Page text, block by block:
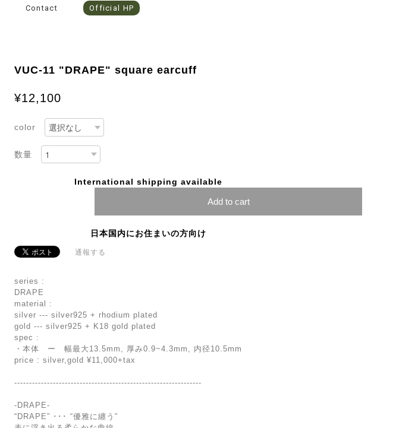
Contact Official HP
VUC-11 "DRAPE" square earcuff
¥12,100
color
数量
International shipping available
Add to cart
日本国内にお住まいの方向け
通報する
series :
DRAPE
material :
silver --- silver925 + rhodium plated
gold --- silver925 + K18 gold plated
spec :
・本体 ー 幅最大13.5mm, 厚み0.9~4.3mm, 内径10.5mm
price : silver,gold ¥11,000+tax
---------------------------------------------------------------
-DRAPE-
“DRAPE” ･･･ “優雅に纏う”